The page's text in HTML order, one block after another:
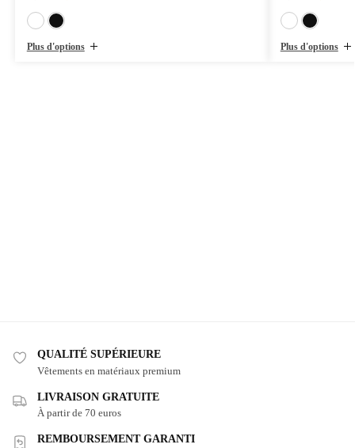
Plus d'options Plus d'options
QUALITÉ SUPÉRIEURE
Vêtements en matériaux premium
LIVRAISON GRATUITE
À partir de 70 euros
REMBOURSEMENT GARANTI